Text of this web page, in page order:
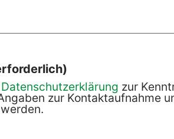
Datenschutzerklärung zur
zur Kontaktaufnahme